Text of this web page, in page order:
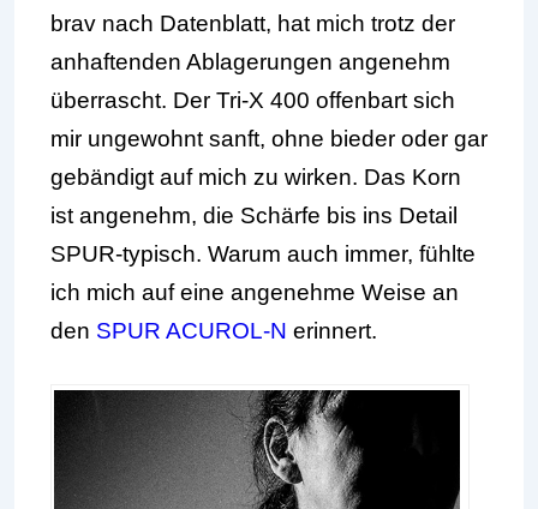
brav nach Datenblatt, hat mich trotz der
anhaftenden Ablagerungen angenehm
überrascht. Der Tri-X 400 offenbart sich
mir ungewohnt sanft, ohne bieder oder gar
gebändigt auf mich zu wirken. Das Korn
ist angenehm, die Schärfe bis ins Detail
SPUR-typisch. Warum auch immer, fühlte
ich mich auf eine angenehme Weise an
den SPUR ACUROL-N erinnert.